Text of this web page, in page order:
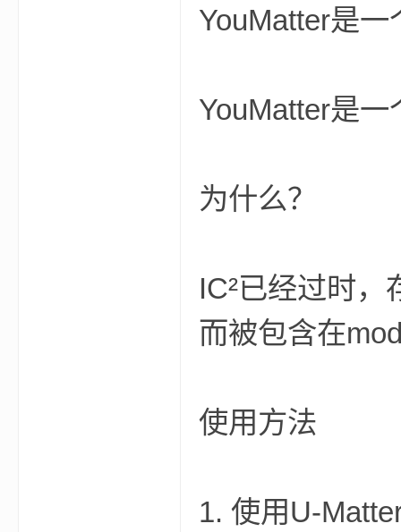
YouMatter是
YouMatter是
为什么？
IC²已经过时
而被包含在
使用方法
1. 使用U-